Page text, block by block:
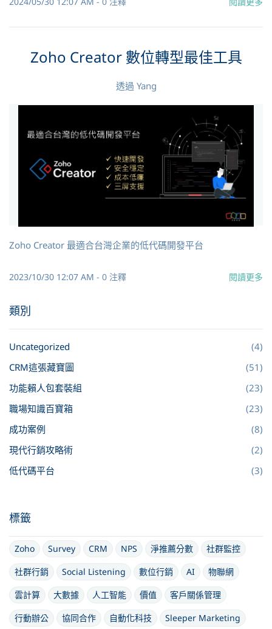
Zoho Creator 數位轉型最佳工具
透過 Yang
Zoho Creator 最適合台灣企業的低代碼開發平台
2023/10/30 12:07 AM - 0 注釋 閱讀更多
類別
Uncategorized
(4)
CRM這張藏寶圖
(51)
功能賴人包套裝組
(23)
職場知識百寶箱
(23)
成功案例
(8)
現代行銷攻略術
(2)
低代碼平台
(3)
標籤
Zoho Survey CRM NPS 淨推薦分數
社群監控
社群行銷
Social Listening 數位行銷 AI
物聯網
雲計算
大數據 人工智能 價值
客戶關係管理
行動辦公
協同合作 自動化科技 Sleeper Marketing